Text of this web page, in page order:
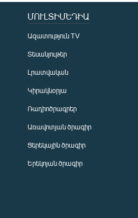
ՄՈՒԼՏԻՄԵԴԻԱ
Ազատություն TV
Տեսանյութեր
Լրատվական
Կիրակնօրյա
Ռադիոծրագրեր
Առավոտյան ծրագիր
Ցերեկային ծրագիր
Երեկոյան ծրագիր